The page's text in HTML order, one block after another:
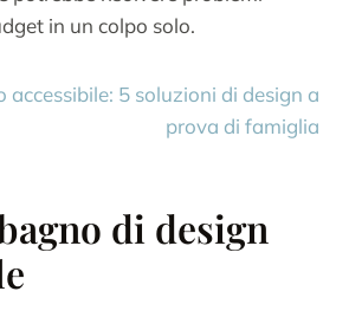
in un colpo solo.
accessibile: 5 soluzioni di design a
prova di famiglia
di design